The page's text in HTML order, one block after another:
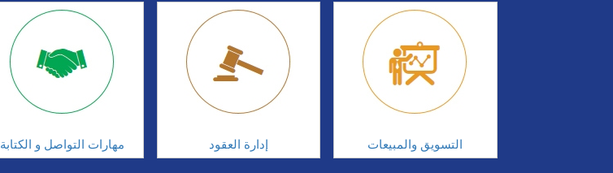
مهارات التواصل و الكتابة إدارة العقود التسويق والمبيعات